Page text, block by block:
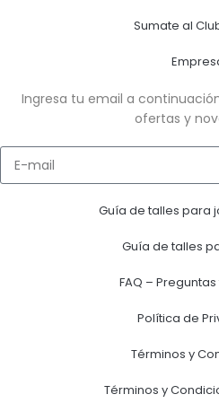
Sumate al
Ingresa tu email a
ofertas y
Guía de talles para
Guía de talles
FAQ –
Política de
Términos y
Términos y